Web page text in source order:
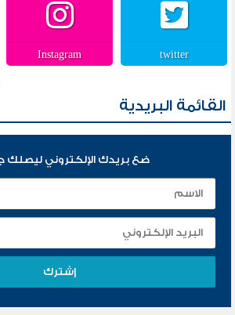
twitter
Instagram
القائمة البريدية
ضع بريدك الإلكتروني ليصلك